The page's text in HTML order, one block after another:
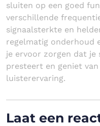
sluiten op een goed
verschillende
signaalsterkte en
regelmatig onderhoud
je ervoor zorgen dat je
presteert en geniet
luisterervaring.
Laat een